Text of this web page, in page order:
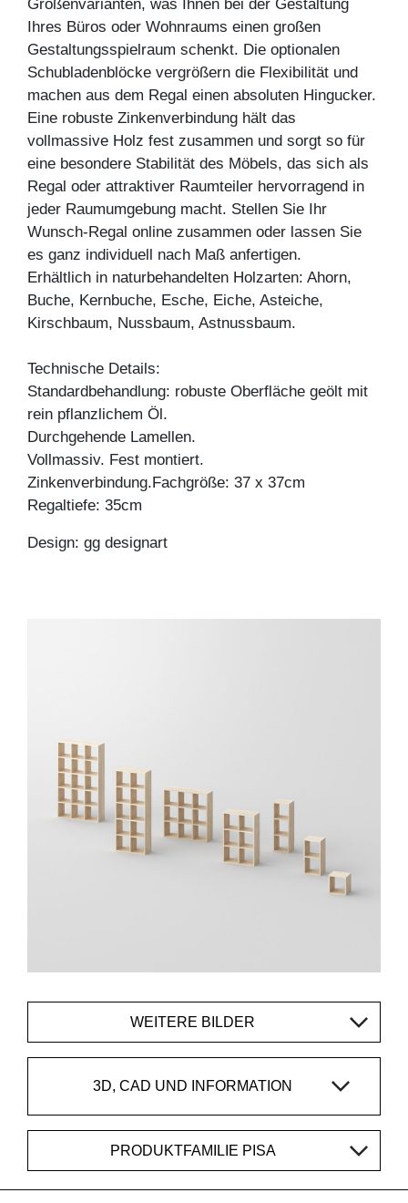
Größenvarianten, was Ihnen bei der Gestaltung
Ihres Büros oder Wohnraums einen großen
Gestaltungsspielraum schenkt. Die optionalen
Schubladenblöcke vergrößern die Flexibilität und
machen aus dem Regal einen absoluten Hingucker.
Eine robuste Zinkenverbindung hält das
vollmassive Holz fest zusammen und sorgt so für
eine besondere Stabilität des Möbels, das sich als
Regal oder attraktiver Raumteiler hervorragend in
jeder Raumumgebung macht. Stellen Sie Ihr
Wunsch-Regal online zusammen oder lassen Sie
es ganz individuell nach Maß anfertigen.
Erhältlich in naturbehandelten Holzarten: Ahorn,
Buche, Kernbuche, Esche, Eiche, Asteiche,
Kirschbaum, Nussbaum, Astnussbaum.
Technische Details:
Standardbehandlung: robuste Oberfläche geölt mit
rein pflanzlichem Öl.
Durchgehende Lamellen.
Vollmassiv. Fest montiert.
Zinkenverbindung.Fachgröße: 37 x 37cm
Regaltiefe: 35cm
Design: gg designart
WEITERE BILDER
3D, CAD UND INFORMATION
PRODUKTFAMILIE PISA